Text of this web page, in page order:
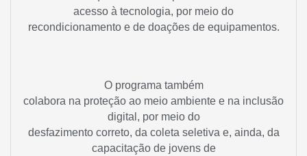
acesso à tecnologia, por meio do
recondicionamento e de doações de equipamentos.
O programa também
colabora na proteção ao meio ambiente e na inclusão
digital, por meio do
desfazimento correto, da coleta seletiva e, ainda, da
capacitação de jovens de